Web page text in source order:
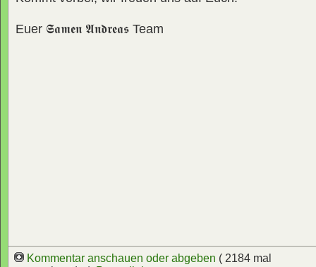
Euer 𝕾𝖆𝖒𝖊𝖓 𝕬𝖓𝖉𝖗𝖊𝖆𝖘 Team
Kommentar anschauen oder abgeben ( 2184 mal